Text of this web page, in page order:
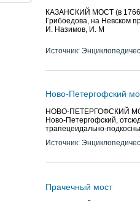
КАЗАНСКИЙ МОСТ (в 1766-
Грибоедова, на Невском
И. Назимов, И. М
Источник:
Ново-Петергофский
НОВО-ПЕТЕРГОФСКИЙ
Ново-Петергофский,
трапецеидально-
Источник:
Прачечный мост